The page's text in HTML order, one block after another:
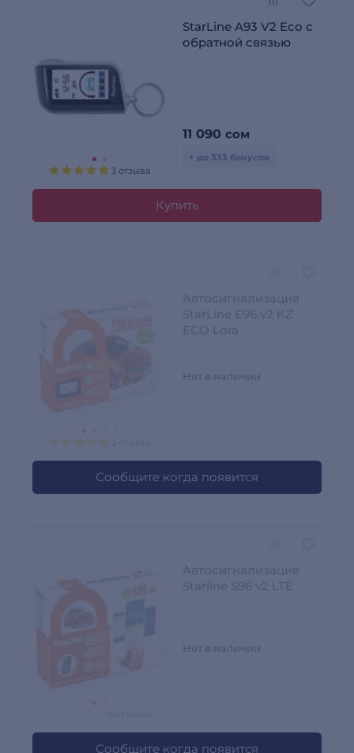
3 отзыва
StarLine A93 V2 Eco с
обратной связью
11 090 сом
+ до 333 бонусов
Купить
Нет в наличии
Сообщите когда появится
Нет в наличии
Сообщите когда появится